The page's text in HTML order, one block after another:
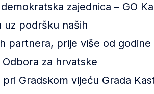
zajednica – GO
uz podršku naših
partnera, prije više od
Odbora za hrvatske
Gradskom vijeću Grada